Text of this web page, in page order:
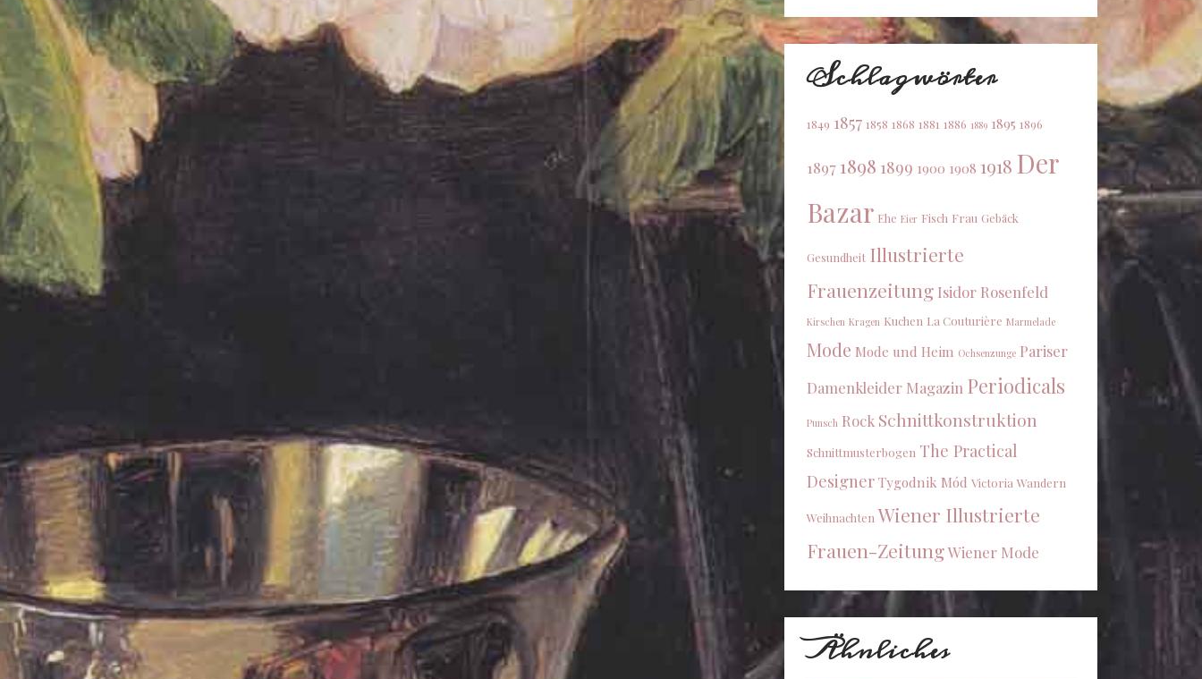
Schlagwörter
1849 1857 1858 1868 1881 1886 1889 1895 1896
18971898 1899 1900 1908 1918 Der
Bazar Ehe Eier Fisch Frau Gebäck
Gesundheit Illustrierte
Frauenzeitung Isidor Rosenfeld
Kirschen Kragen Kuchen La Couturière Marmelade
Mode Mode und Heim Ochsenzunge Pariser
Damenkleider Magazin Periodicals
Punsch Rock Schnittkonstruktion
Schnittmusterbogen The Practical
Designer Tygodnik Mód Victoria Wandern
Weihnachten Wiener Illustrierte
Frauen-ZeitungWiener Mode
Ähnliches